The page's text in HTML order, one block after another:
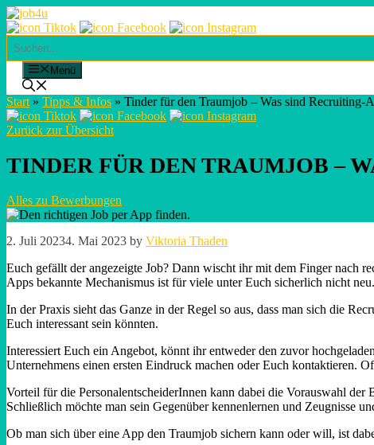
Skip
to
content
Suchen
Menü
Start » Tipps & Infos » Tinder für den Traumjob – Was sind Recruiting-
Zurück zur Übersicht
TINDER FÜR DEN TRAUMJOB –
Alles zu Bewerbungen
2. Juli 20234. Mai 2023 by Viktoria Thaden
Euch gefällt der angezeigte Job? Dann wischt ihr mit dem Finger nach
Apps bekannte Mechanismus ist für viele unter Euch sicherlich nicht
In der Praxis sieht das Ganze in der Regel so aus, dass man sich die
Euch interessant sein könnten.
Interessiert Euch ein Angebot, könnt ihr entweder den zuvor
Unternehmens einen ersten Eindruck machen oder Euch kontaktieren.
Vorteil für die PersonalentscheiderInnen kann dabei die Vorauswahl
Schließlich möchte man sein Gegenüber kennenlernen und Zeugnisse
Ob man sich über eine App den Traumjob sichern kann oder will, ist